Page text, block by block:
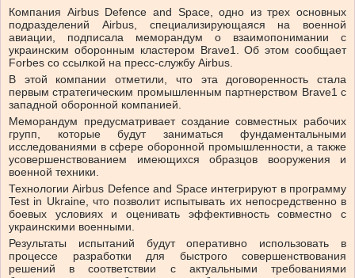
Компания Airbus Defence and Space, одно из трех основных
подразделений Airbus, специализирующаяся на военной
авиации, подписала меморандум о взаимопонимании с
украинским оборонным кластером Brave1. Об этом сообщает
Forbes со ссылкой на пресс-службу Airbus.
В этой компании отметили, что эта договоренность стала
первым стратегическим промышленным партнерством Brave1 с
западной оборонной компанией.
Меморандум предусматривает создание совместных рабочих
групп, которые будут заниматься фундаментальными
исследованиями в сфере оборонной промышленности, а также
усовершенствованием имеющихся образцов вооружения и
военной техники.
Технологии Airbus Defence and Space интегрируют в программу
Test in Ukraine, что позволит испытывать их непосредственно в
боевых условиях и оценивать эффективность совместно с
украинскими военными.
Результаты испытаний будут оперативно использовать в
процессе разработки для быстрого совершенствования
решений в соответствии с актуальными требованиями